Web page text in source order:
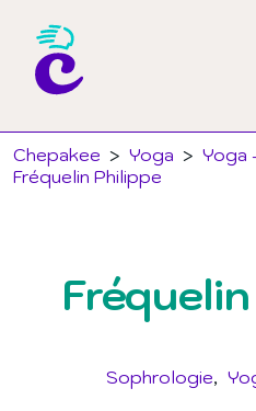
Chepakee > Yoga > Yoga
Fréquelin Philippe
Email
J'ai oublié
Sophrologie